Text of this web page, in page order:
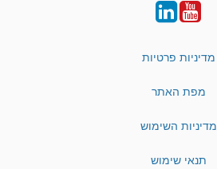
YouTube
LinkedIn
מדיניות פרטיות
מפת האתר
מדיניות השימוש
תנאי שימוש